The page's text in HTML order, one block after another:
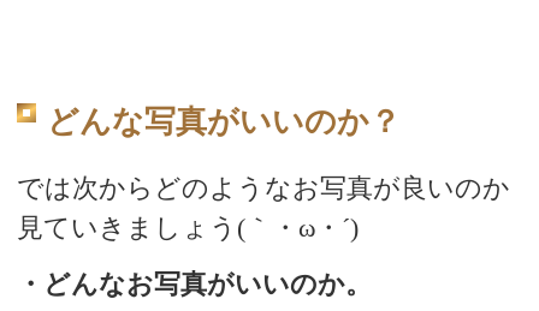
どんな写真がいいのか？
では次からどのようなお写真が良いのか
見ていきましょう(｀・ω・´)
・どんなお写真がいいのか。